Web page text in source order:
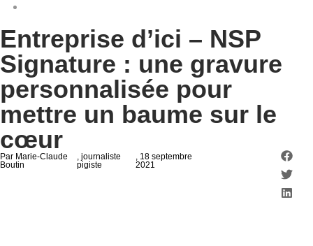
Entreprise d’ici – NSP
Signature : une gravure
personnalisée pour
mettre un baume sur le
cœur
Par Marie-Claude
Boutin
, journaliste
pigiste
, 18 septembre
2021